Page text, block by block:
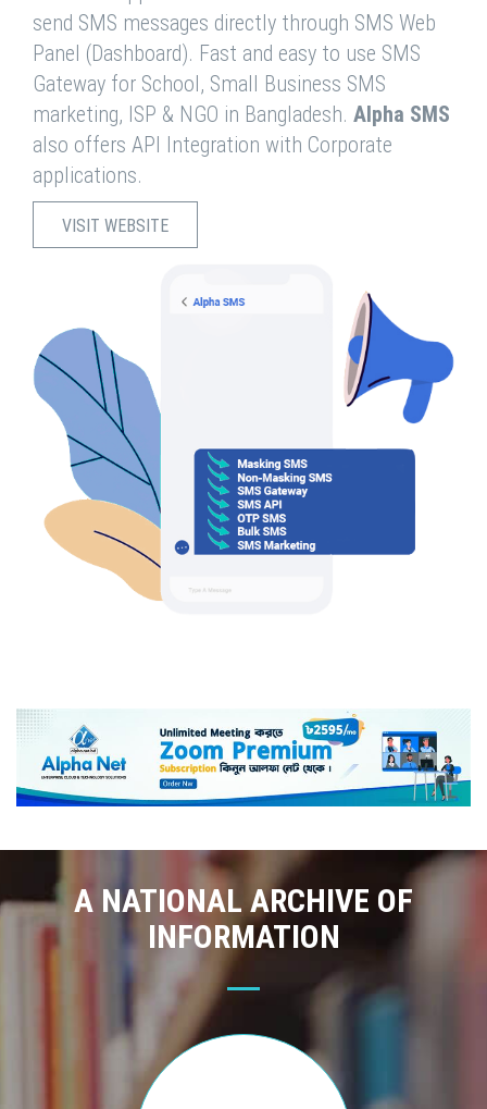
send SMS messages directly through SMS Web
Panel (Dashboard). Fast and easy to use SMS
Gateway for School, Small Business SMS
marketing, ISP & NGO in Bangladesh. Alpha SMS
also offers API Integration with Corporate
applications.
VISIT WEBSITE
A NATIONAL ARCHIVE OF
INFORMATION